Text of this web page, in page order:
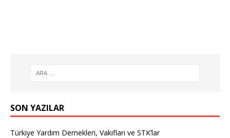
SON YAZILAR
Türkiye Yardım Dernekleri, Vakıfları ve STK’lar